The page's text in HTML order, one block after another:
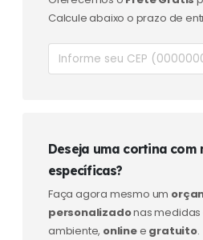
Calcule abaixo o prazo de
Deseja uma cortina com
específicas?
Faça agora mesmo um
personalizadonas medidas
ambiente, onlinee gratuito.